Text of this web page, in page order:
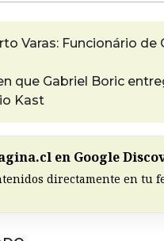
Varas: Funcionário
que Gabriel Boric
Kast
en Google
directamente en tu